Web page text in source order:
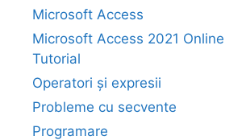
Microsoft Access
Microsoft Access 2021 Online
Tutorial
Operatori și expresii
Probleme cu secvente
Programare